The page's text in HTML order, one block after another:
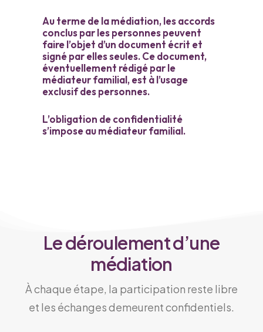
Au terme de la médiation, les accords
conclus par les personnes peuvent
faire l’objet d’un document écrit et
signé par elles seules. Ce document,
éventuellement rédigé par le
médiateur familial, est à l’usage
exclusif des personnes.
L’obligation de confidentialité
s’impose au médiateur familial.
Le déroulement d’une
médiation
À chaque étape, la participation reste libre
et les échanges demeurent confidentiels.